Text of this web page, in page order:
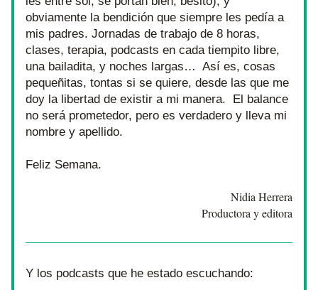
obviamente la bendición que siempre les pedía a
mis padres. Jornadas de trabajo de 8 horas,
clases, terapia, podcasts en cada tiempito libre,
una bailadita, y noches largas…  Así es, cosas
pequeñitas, tontas si se quiere, desde las que me
doy la libertad de existir a mi manera.  El balance
no será prometedor, pero es verdadero y lleva mi
nombre y apellido.
Feliz Semana.
Nidia Herrera
Productora y editora
Y los podcasts que he estado escuchando: